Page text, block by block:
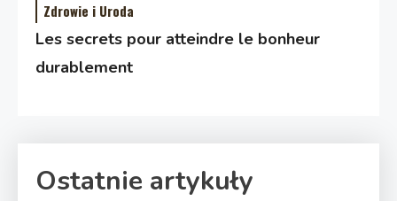
Zdrowie i Uroda
Les secrets pour atteindre le bonheur
durablement
Ostatnie artykuły